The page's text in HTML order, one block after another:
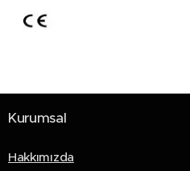
Kurumsal
Hakkımızda